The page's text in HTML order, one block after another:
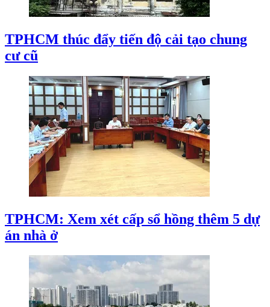
TPHCM thúc đẩy tiến độ cải tạo chung
cư cũ
TPHCM: Xem xét cấp sổ hồng thêm 5 dự
án nhà ở